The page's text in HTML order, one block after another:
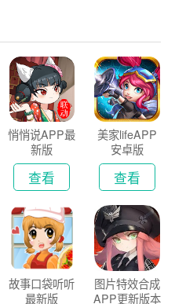
悄悄说APP最
新版
查看
美家lifeAPP
安卓版
查看
故事口袋听听
最新版
图片特效合成
APP更新版本